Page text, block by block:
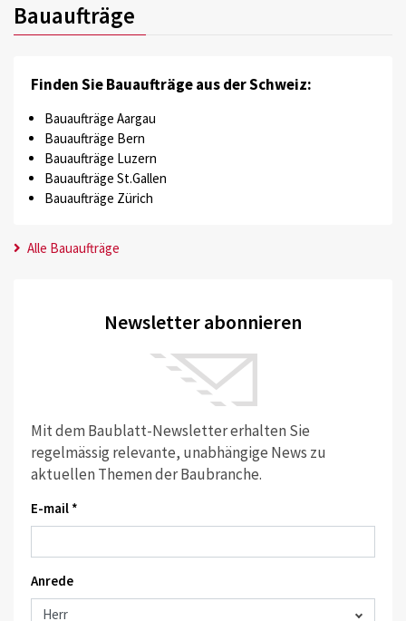
Bauaufträge
Finden Sie Bauaufträge aus der Schweiz:
Bauaufträge Aargau
Bauaufträge Bern
Bauaufträge Luzern
Bauaufträge St.Gallen
Bauaufträge Zürich
Alle Bauaufträge
Newsletter abonnieren
Mit dem Baublatt-Newsletter erhalten Sie
regelmässig relevante, unabhängige News zu
aktuellen Themen der Baubranche.
E-mail *
Anrede